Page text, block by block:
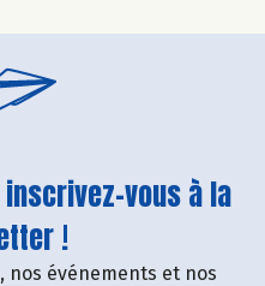
vous à la
!
nos événements et nos